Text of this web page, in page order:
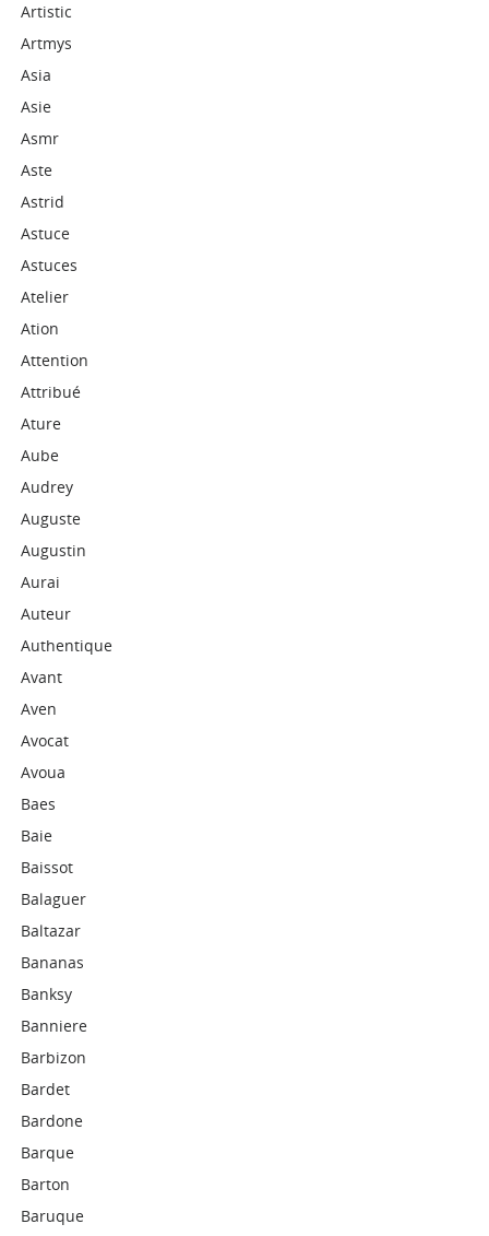
Artistic
Artmys
Asia
Asie
Asmr
Aste
Astrid
Astuce
Astuces
Atelier
Ation
Attention
Attribué
Ature
Aube
Audrey
Auguste
Augustin
Aurai
Auteur
Authentique
Avant
Aven
Avocat
Avoua
Baes
Baie
Baissot
Balaguer
Baltazar
Bananas
Banksy
Banniere
Barbizon
Bardet
Bardone
Barque
Barton
Baruque